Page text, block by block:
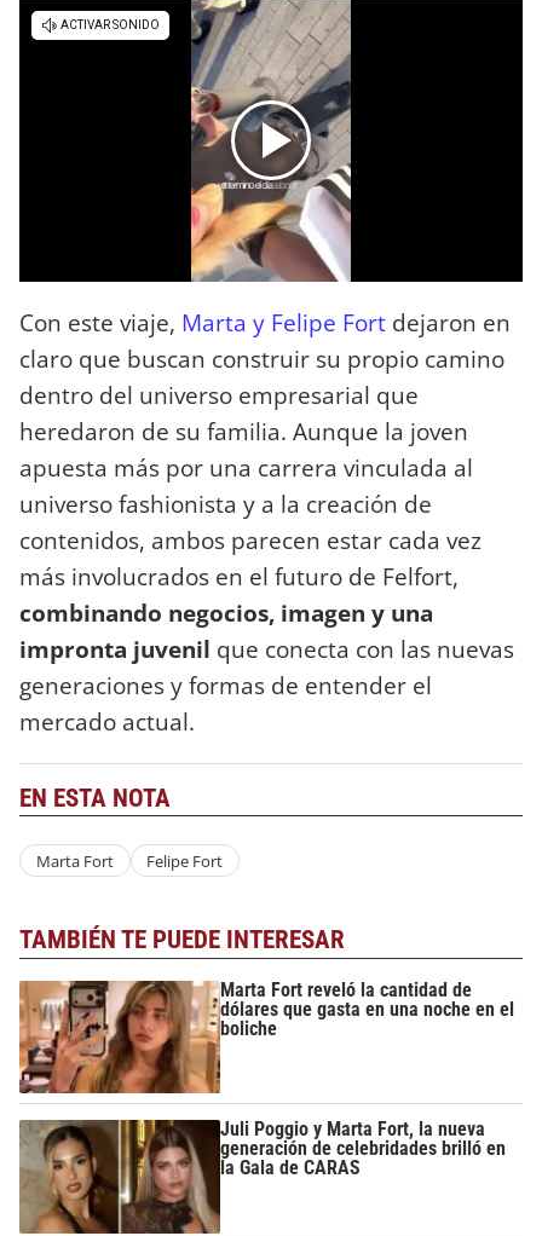
Con este viaje, Marta y Felipe Fort dejaron en
claro que buscan construir su propio camino
dentro del universo empresarial que
heredaron de su familia. Aunque la joven
apuesta más por una carrera vinculada al
universo fashionista y a la creación de
contenidos, ambos parecen estar cada vez
más involucrados en el futuro de Felfort,
combinando negocios, imagen y una
impronta juvenil que conecta con las nuevas
generaciones y formas de entender el
mercado actual.
EN ESTA NOTA
Marta Fort Felipe Fort
TAMBIÉN TE PUEDE INTERESAR
Marta Fort reveló la cantidad de
dólares que gasta en una noche en el
boliche
Juli Poggio y Marta Fort, la nueva
generación de celebridades brilló en
la Gala de CARAS